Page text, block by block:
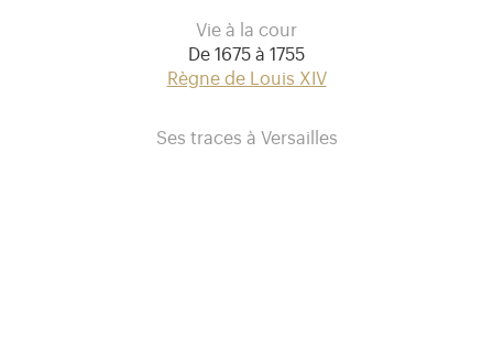
Vie à la cour
De 1675 à 1755
Règne de Louis XIV
Ses traces à Versailles